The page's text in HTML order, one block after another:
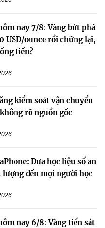
nay 7/8: Vàng bứt phá
USD/ounce rồi chững lại,
tiền?
kiểm soát vận chuyển
rõ nguồn gốc
Đưa học liệu số an
lượng đến mọi người học
nay 6/8: Vàng tiến sát